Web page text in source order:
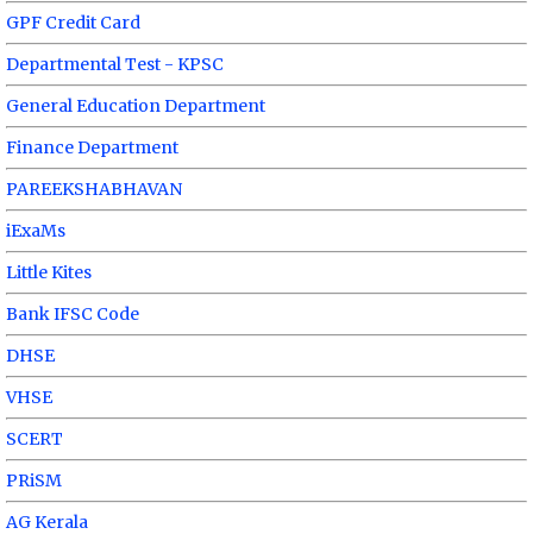
GPF Credit Card
Departmental Test - KPSC
General Education Department
Finance Department
PAREEKSHABHAVAN
iExaMs
Little Kites
Bank IFSC Code
DHSE
VHSE
SCERT
PRiSM
AG Kerala